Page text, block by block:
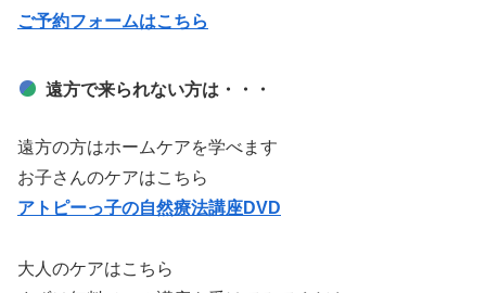
ご予約フォームはこちら
遠方で来られない方は・・・
遠方の方はホームケアを学べます
お子さんのケアはこちら
アトピーっ子の自然療法講座DVD
大人のケアはこちら